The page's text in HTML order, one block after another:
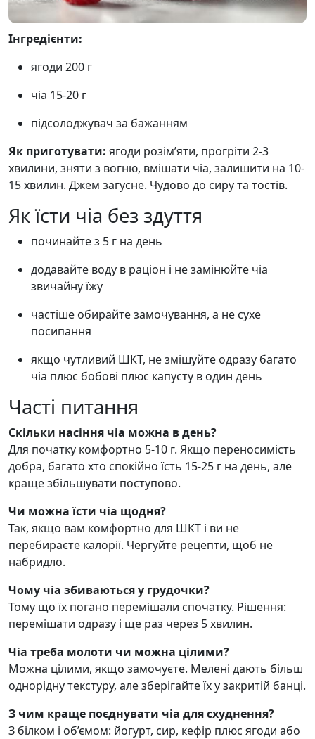
Інгредієнти:
ягоди 200 г
чіа 15-20 г
підсолоджувач за бажанням
Як приготувати: ягоди розім’яти, прогріти 2-3
хвилини, зняти з вогню, вмішати чіа, залишити на 10-
15 хвилин. Джем загусне. Чудово до сиру та тостів.
Як їсти чіа без здуття
починайте з 5 г на день
додавайте воду в раціон і не замінюйте чіа
звичайну їжу
частіше обирайте замочування, а не сухе
посипання
якщо чутливий ШКТ, не змішуйте одразу багато
чіа плюс бобові плюс капусту в один день
Часті питання
Скільки насіння чіа можна в день?
Для початку комфортно 5-10 г. Якщо переносимість
добра, багато хто спокійно їсть 15-25 г на день, але
краще збільшувати поступово.
Чи можна їсти чіа щодня?
Так, якщо вам комфортно для ШКТ і ви не
перебираєте калорії. Чергуйте рецепти, щоб не
набридло.
Чому чіа збиваються у грудочки?
Тому що їх погано перемішали спочатку. Рішення:
перемішати одразу і ще раз через 5 хвилин.
Чіа треба молоти чи можна цілими?
Можна цілими, якщо замочуєте. Мелені дають більш
однорідну текстуру, але зберігайте їх у закритій банці.
З чим краще поєднувати чіа для схуднення?
З білком і об’ємом: йогурт, сир, кефір плюс ягоди або